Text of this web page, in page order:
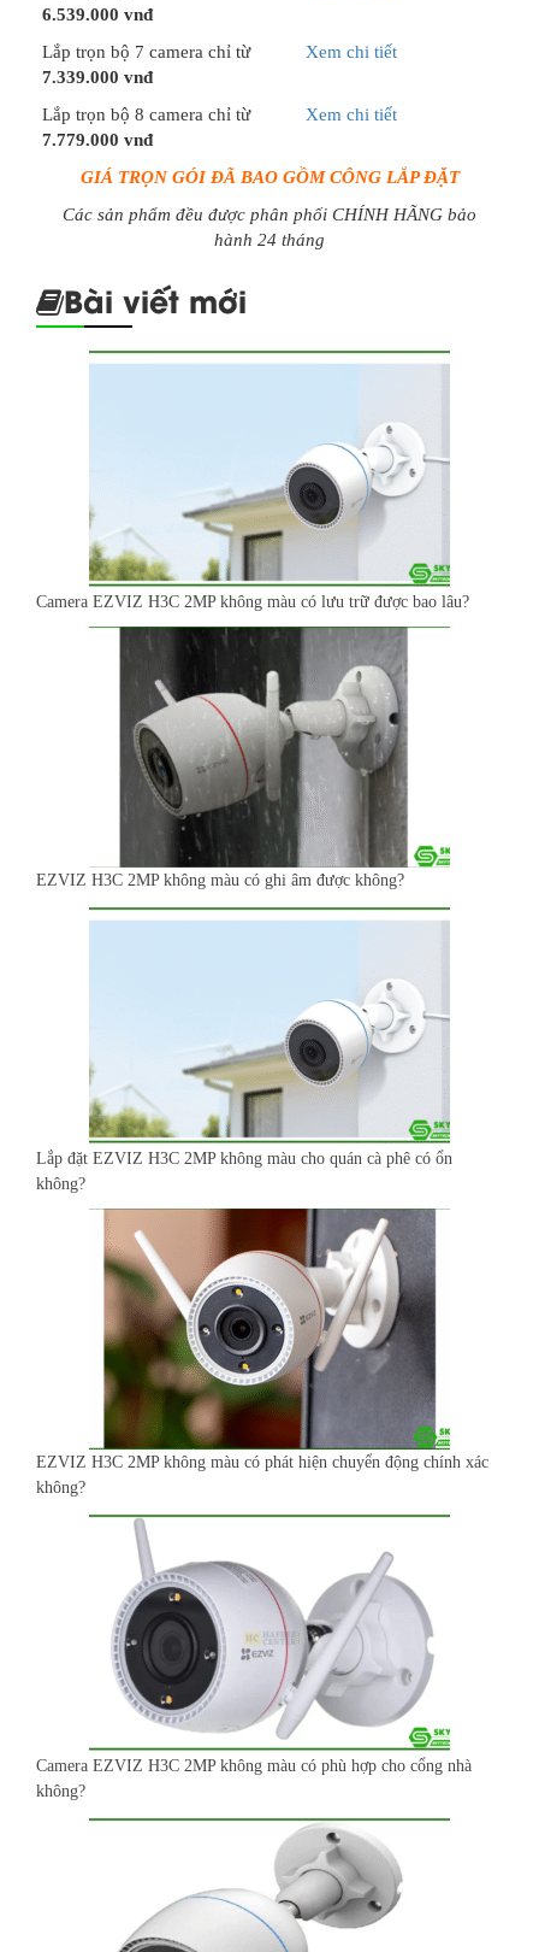
6.539.000 vnđ
Lắp trọn bộ 7 camera chỉ từ
7.339.000 vnđ
Xem chi tiết
Lắp trọn bộ 8 camera chỉ từ
7.779.000 vnđ
Xem chi tiết
GIÁ TRỌN GÓI ĐÃ BAO GỒM CÔNG LẮP ĐẶT
Các sản phẩm đều được phân phối CHÍNH HÃNG bảo
hành 24 tháng
Bài viết mới
Camera EZVIZ H3C 2MP không màu có lưu trữ được bao lâu?
EZVIZ H3C 2MP không màu có ghi âm được không?
Lắp đặt EZVIZ H3C 2MP không màu cho quán cà phê có ổn
không?
EZVIZ H3C 2MP không màu có phát hiện chuyển động chính xác
không?
Camera EZVIZ H3C 2MP không màu có phù hợp cho cổng nhà
không?